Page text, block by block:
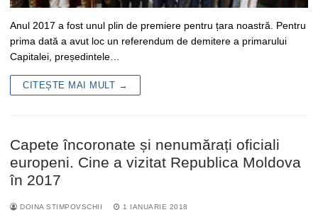
Anul 2017 a fost unul plin de premiere pentru țara noastră. Pentru
prima dată a avut loc un referendum de demitere a primarului
Capitalei, președintele…
CITEȘTE MAI MULT →
Capete încoronate și nenumărați oficiali
europeni. Cine a vizitat Republica Moldova
în 2017
DOINA STIMPOVSCHII 1 IANUARIE 2018